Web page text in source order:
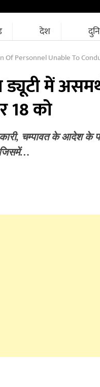
देश
Personnel Unable To
में
18 को
चम्पावत के आदेश के
जिसमें…